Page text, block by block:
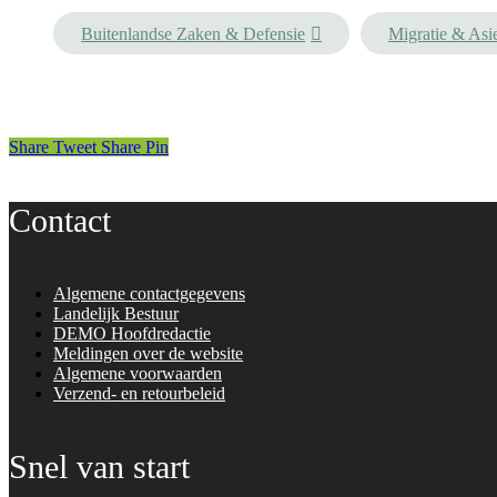
Buitenlandse Zaken & Defensie Migratie &
Share Tweet Share Pin
Contact
Algemene contactgegevens
Landelijk Bestuur
DEMO Hoofdredactie
Meldingen over de website
Algemene voorwaarden
Verzend- en retourbeleid
Snel van start